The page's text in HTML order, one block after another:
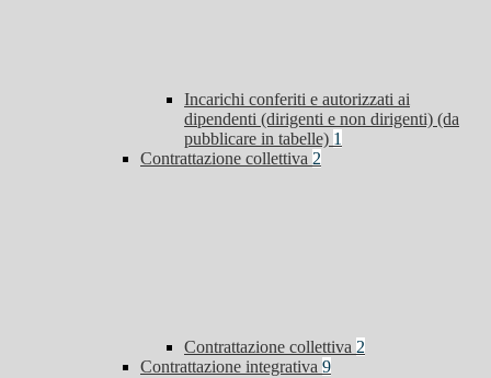
Incarichi conferiti e autorizzati ai
dipendenti (dirigenti e non dirigenti) (da
pubblicare in tabelle) 1
Contrattazione collettiva 2
Contrattazione collettiva 2
Contrattazione integrativa 9